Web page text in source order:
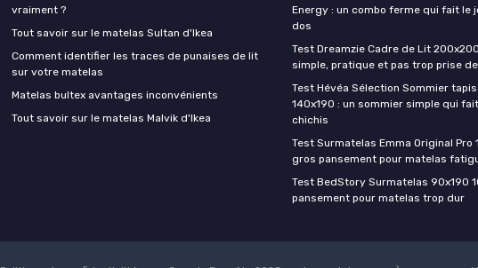
vraiment ?
Tout savoir sur le matelas Sultan d'Ikea
Comment identifier les traces de punaises de lit
sur votre matelas
Matelas bultex avantages inconvénients
Tout savoir sur le matelas Malvik d'Ikea
Energy : un combo ferme qui fait le
dos
Test Dreamzie Cadre de Lit
simple, pratique et pas trop prise
Test Hévéa Sélection Sommier
140x190 : un sommier simple qui
chichis
Test Surmatelas Emma Original Pro
gros pansement pour matelas
Test BedStory Surmatelas 90x190
pansement pour matelas trop dur